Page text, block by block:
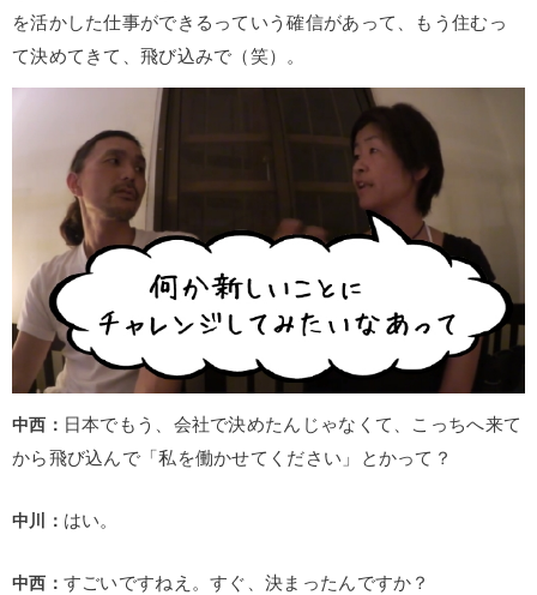
を活かした仕事ができるっていう確信があって、もう住むっ
て決めてきて、飛び込みで（笑）。
中西： 日本でもう、会社で決めたんじゃなくて、こっちへ来て
から飛び込んで「私を働かせてください」とかって？
中川： はい。
中西： すごいですねえ。すぐ、決まったんですか？